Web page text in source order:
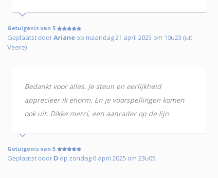
Getuigenis van 5
Geplaatst doorAriane op maandag 21 april 2025 om 10u23 (uit
Veere)
Bedankt voor alles. Je steun en eerlijkheid
apprecieer ik enorm. En je voorspellingen komen
ook uit. Dikke merci, een aanrader op de lijn.
Getuigenis van 5
Geplaatst door D op zondag 6 april 2025 om 23u05